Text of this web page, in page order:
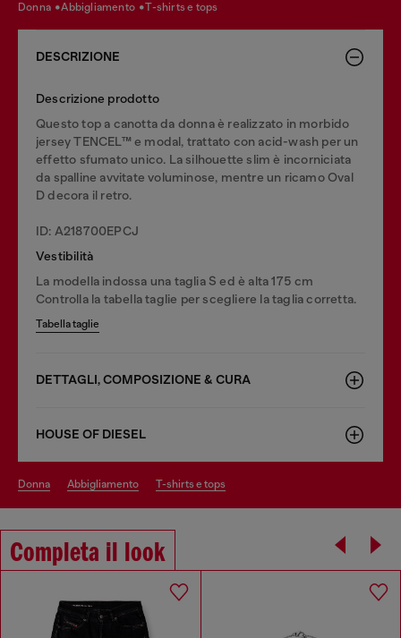
donna abbigliamento t-shirts e tops
DESCRIZIONE
Descrizione prodotto
Questo top a canotta da donna è realizzato in morbido
jersey TENCEL™ e modal, trattato con acid-wash per un
effetto sfumato unico. La silhouette slim è incorniciata
da spalline avvitate voluminose, mentre un ricamo Oval
D decora il retro.
ID: A218700EPCJ
Vestibilità
La modella indossa una taglia S ed è alta 175 cm
Controlla la tabella taglie per scegliere la taglia corretta.
Tabella taglie
DETTAGLI, COMPOSIZIONE & CURA
HOUSE OF DIESEL
donna abbigliamento t-shirts e tops
Completa il look